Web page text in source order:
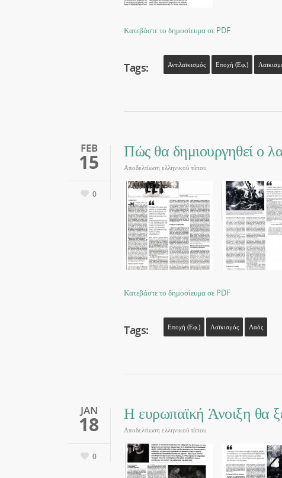
Κατεβάστε το δημοσίευμα σε PDF
Tags: Αντιλαϊκισμός Εποχή (εφ.)
FEB
15
0
Πώς θα δημιουργηθεί ο
Αποδελτίωση ελληνικού τύπου
Κατεβάστε το δημοσίευμα σε PDF
Tags: Εποχή (εφ.) Λαϊκισμός Λαός
JAN
18
0
Η ευρωπαϊκή Άνοιξη θα
Αποδελτίωση ελληνικού τύπου